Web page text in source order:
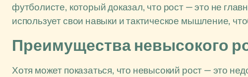
футболисте, который доказал, что рост — это не
использует свои навыки и тактическое мышление,
Преимущества невысокого
Хотя может показаться, что невысокий рост — это